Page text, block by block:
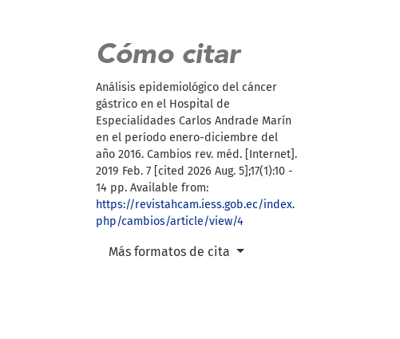
Cómo citar
Análisis epidemiológico del cáncer
gástrico en el Hospital de
Especialidades Carlos Andrade Marín
en el período enero-diciembre del
año 2016. Cambios rev. méd. [Internet].
2019 Feb. 7 [cited 2026 Aug. 5];17(1):10 -
14 pp. Available from:
https://revistahcam.iess.gob.ec/index.
php/cambios/article/view/4
Más formatos de cita